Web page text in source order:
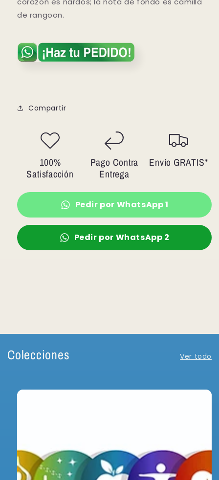
de rangoon.
Compartir
100%
Satisfacción
Pago Contra
Entrega
Envío GRATIS*
Pedir por WhatsApp 1
Pedir por WhatsApp 2
Colecciones Ver todo